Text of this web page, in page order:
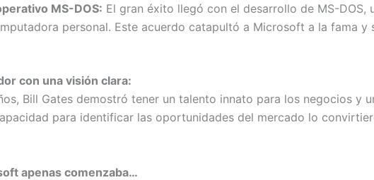
MS-DOS: El gran éxito llegó con el desarrollo de MS-
personal. Este acuerdo catapultó a Microsoft a la fama
con una visión clara:
Bill Gates demostró tener un talento innato para los negocios y
para identificar las oportunidades del mercado lo
apenas comenzaba…